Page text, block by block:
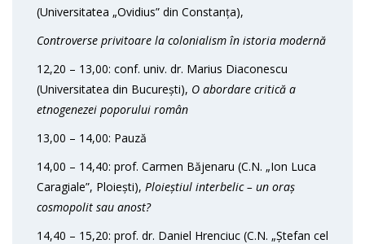
(Universitatea „Ovidius” din Constanța),
Controverse privitoare la colonialism în istoria modernă
12,20 – 13,00: conf. univ. dr. Marius Diaconescu
(Universitatea din București), O abordare critică a
etnogenezei poporului român
13,00 – 14,00: Pauză
14,00 – 14,40: prof. Carmen Băjenaru (C.N. „Ion Luca
Caragiale”, Ploiești), Ploieștiul interbelic – un oraș
cosmopolit sau anost?
14,40 – 15,20: prof. dr. Daniel Hrenciuc (C.N. „Ștefan cel